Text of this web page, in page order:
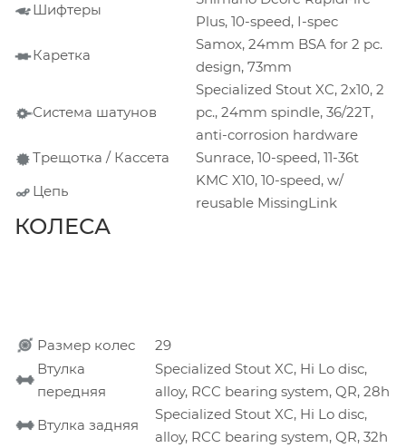
Шифтеры
Plus, 10-speed, I-spec
Каретка
Samox, 24mm BSA for 2 pc.
design, 73mm
Система шатунов
Specialized Stout XC, 2x10, 2
pc., 24mm spindle, 36/22T,
anti-corrosion hardware
Трещотка / Кассета
Sunrace, 10-speed, 11-36t
Цепь
KMC X10, 10-speed, w/
reusable MissingLink
КОЛЕСА
Размер колес
29
Втулка
передняя
Specialized Stout XC, Hi Lo disc,
alloy, RCC bearing system, QR, 28h
Втулка задняя
Specialized Stout XC, Hi Lo disc,
alloy, RCC bearing system, QR, 32h